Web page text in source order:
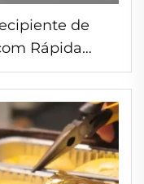
de
Rápida
Embalagem